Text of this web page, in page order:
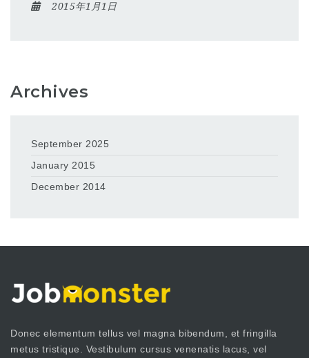
2015年1月1日
Archives
September 2025
January 2015
December 2014
Donec elementum tellus vel magna bibendum, et fringilla
metus tristique. Vestibulum cursus venenatis lacus, vel